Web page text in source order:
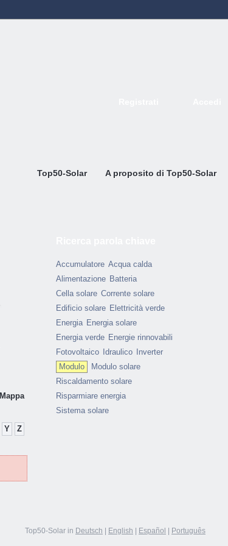
Top50-Solar A proposito di Top50-Solar
Mappa
Y Z
Accumulatore Acqua calda
Alimentazione Batteria
Cella solare Corrente solare
Edificio solare Elettricità verde
Energia Energia solare
Energia verde Energie rinnovabili
Fotovoltaico
Idraulico
Inverter
Modulo
Modulo solare
Riscaldamento solare
Risparmiare energia
Sistema solare
Top50-Solar in Deutsch English Español Português